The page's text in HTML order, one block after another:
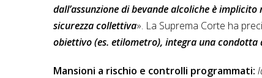
dall’assunzione di bevande alcoliche è
sicurezza collettiva». La Suprema Corte ha
obiettivo (es. etilometro), integra una
Mansioni a rischio e controlli programmati: